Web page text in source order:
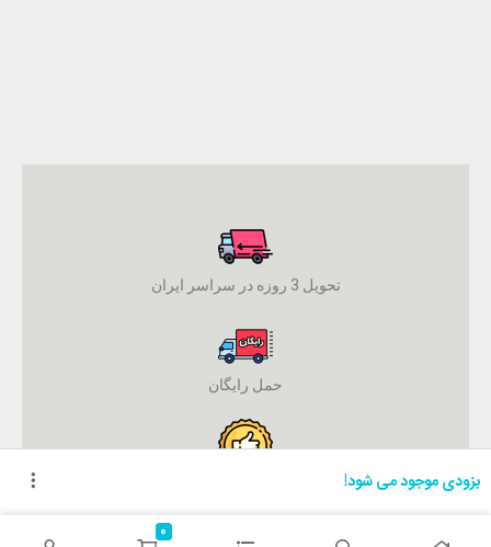
بزودی موجود می شود!
تحویل 3 روزه در سراسر ایران
حمل رایگان
0